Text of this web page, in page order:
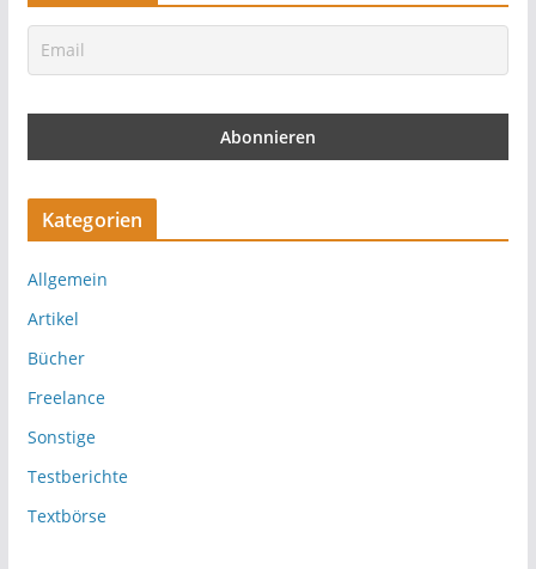
Kategorien
Allgemein
Artikel
Bücher
Freelance
Sonstige
Testberichte
Textbörse